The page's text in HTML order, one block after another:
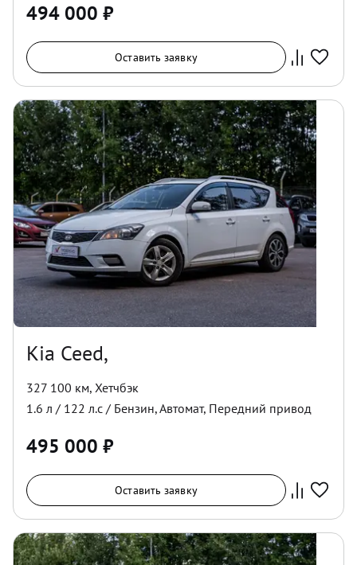
494 000 ₽
Оставить заявку
Kia Ceed,
327 100 км, Хетчбэк
1.6 л / 122 л.с / Бензин,Автомат, Передний привод
495 000 ₽
Оставить заявку